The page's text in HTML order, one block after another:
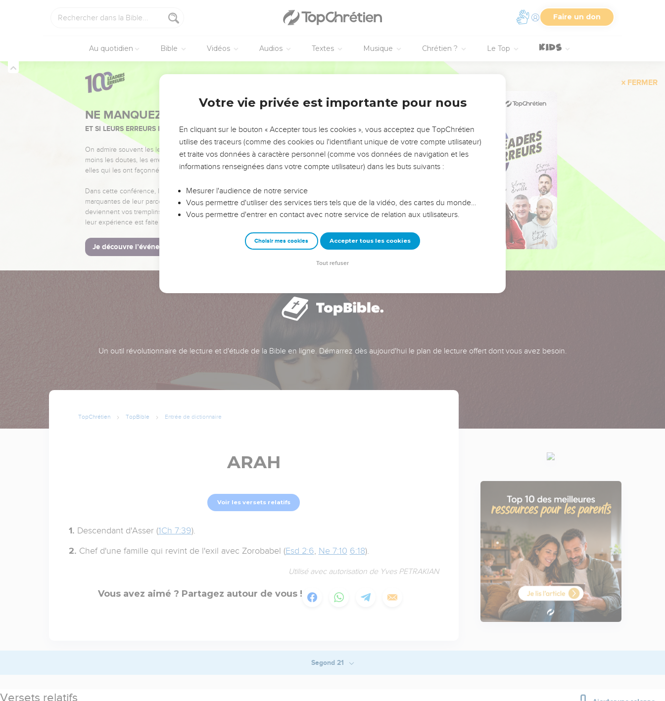
Faire un don
Au quotidien Bible Vidéos Audios Textes Musique Chrétien ? Le Top
FERMER
NE MANQUEZ PAS L’ÉVÉNEMENT DE L’ANNÉE !
ET SI LEURS ERREURS POUVAIENT VOUS ÉVITER LES VOTRES ?
On admire souvent les leaders pour leurs réussites, leur impact, leur foi ou leur vision. Mais on voit
moins les doutes, les erreurs et les saisons difficiles qu'ils ont traversés, alors même que ce sont
elles qui les ont façonnés.
Dans cette conférence, leaders, entrepreneurs, et responsables reviennent sur les erreurs
marquantes de leur parcours et les clés pour avancer avec plus de sagesse afin que leurs erreurs
deviennent vos tremplins. Que vous guidiez un ministère, une équipe, un groupe ou une famille,
leur expérience est faite pour vous.
Je découvre l’événement
Un outil révolutionnaire de lecture et d'étude de la Bible en ligne. Démarrez dès aujourd'hui le plan de lecture offert dont vous avez besoin.
TopChrétien TopBible Entrée de dictionnaire
ARAH
Voir les versets relatifs
1. Descendant d'Asser (1Ch 7:39).
2. Chef d'une famille qui revint de l'exil avec Zorobabel (Esd 2:6 Ne 7:10 6:18).
Utilisé avec autorisation de Yves PETRAKIAN
Vous avez aimé ? Partagez autour de vous !
Segond 21
Versets relatifs
Votre vie privée est importante pour nous
En cliquant sur le bouton « Accepter tous les cookies », vous acceptez que TopChrétien
utilise des traceurs (comme des cookies ou l'identifiant unique de votre compte utilisateur)
et traite vos données à caractère personnel (comme vos données de navigation et les
informations renseignées dans votre compte utilisateur) dans les buts suivants :
Mesurer l'audience de notre service
Vous permettre d'utiliser des services tiers tels que de la vidéo, des cartes du monde…
Vous permettre d'entrer en contact avec notre service de relation aux utilisateurs.
Choisir mes cookies Accepter tous les cookies
Tout refuser